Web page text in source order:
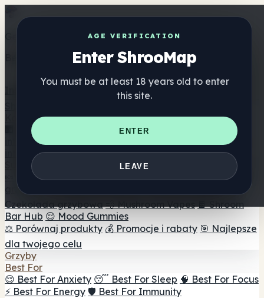
AGE VERIFICATION
Enter ShrooMap
You must be at least 18 years old to enter
this site.
ENTER
LEAVE
Get the ShrooMap app
Better than mobile web — one tap away
Katalog
🏢 Katalog marek
📍 Wyszukiwarka sklepów
internetowych
🛒 Sklepy
internetowe
Suplementy
🍬 Żelki grzybowe 💊 Kapsułki z grzybami 💧 Nalewki z
grzybów
Czekolada grzybowa 💨 Mushroom Vapes 🍫 Shroom
Bar Hub 😌 Mood Gummies
⚖️ Porównaj produkty 💰 Promocje i rabaty 🎯 Najlepsze
dla twojego celu
Grzyby
Best For
😌 Best For Anxiety 😴 Best For Sleep 🧠 Best For Focus
⚡ Best For Energy 🛡️ Best For Immunity